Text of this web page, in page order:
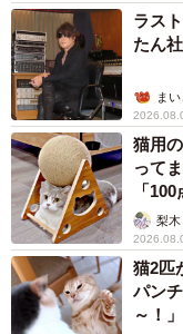
慢性化したゴミ屋敷
父さまが3年前に亡
態化したゴミ屋敷の
母さまのご遺体の異
く、今回の作業中で
――その後、依頼者さ
たと。
はい。「心の整理は
を向いてやっていく
ラス
たん
ま
猫用
って
「
梨木
猫2匹
パン
～！